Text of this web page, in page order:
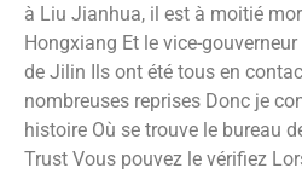
à Liu Jianhua, il est à moitié
Hongxiang Et le vice-
de Jilin Ils ont été tous en
nombreuses reprises Donc je
histoire Où se trouve le bureau
Trust Vous pouvez le vérifiez